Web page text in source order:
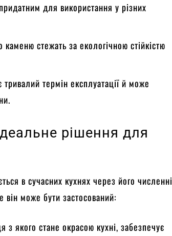
для використання у різних
каменю стежать за екологічною стійкістю
термін експлуатації й може
рішення для
в сучасних кухнях через його численні
він може бути застосований:
з якого стане окрасою кухні, забезпечує